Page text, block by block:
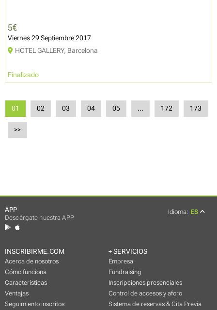
5€
Viernes 29 Septiembre 2017
HOTEL GALLERY, Barcelona
Finalizado
01 02 03 04 05 ... 172 173
>>
INSCRIBIRME.COM
Acerca de nosotros
Cómo funciona
Características
Ventajas
Seguimiento inscritos
+ SERVICIOS
Empresa
Fundraising
Inscripciones presenciales
Control de accesos y aforo
Sistema de reservas & Cita Previa
APP
Descárgate nuestra APP
Idioma: ES